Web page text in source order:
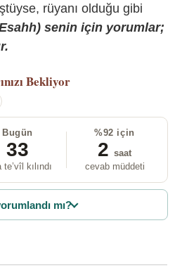
rüyanı olduğu gibi
senin için yorumlar;
Bekliyor
Bugün
33
te’vîl kılındı
%92 için
2 saat
cevab müddeti
mı?